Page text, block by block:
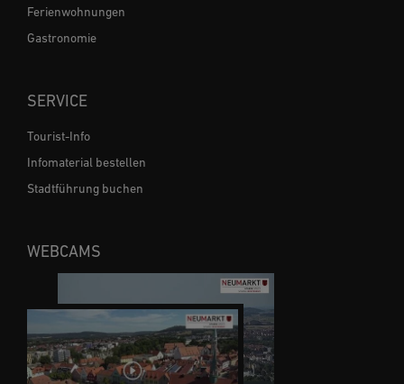
Ferienwohnungen
Gastronomie
SERVICE
Tourist-Info
Infomaterial bestellen
Stadtführung buchen
WEBCAMS